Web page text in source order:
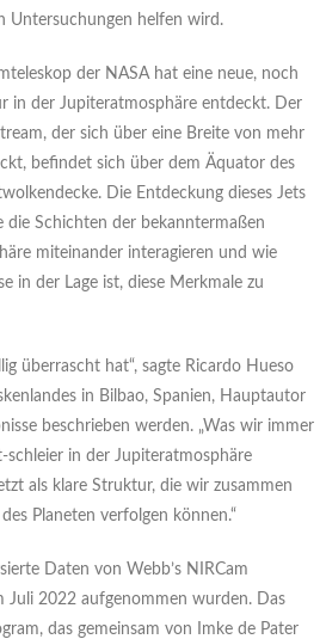
Untersuchungen helfen wird.
der NASA hat eine neue, noch
in der Jupiteratmosphäre entdeckt. Der
der sich über eine Breite von mehr
befindet sich über dem Äquator des
Die Entdeckung dieses Jets
Schichten der bekanntermaßen
miteinander interagieren und wie
in der Lage ist, diese Merkmale zu
überrascht hat“, sagte Ricardo Hueso
in Bilbao, Spanien, Hauptautor
beschrieben werden. „Was wir immer
in der Jupiteratmosphäre
als klare Struktur, die wir zusammen
Planeten verfolgen können.“
Daten von Webb’s NIRCam
Juli 2022 aufgenommen wurden. Das
das gemeinsam von Imke de Pater